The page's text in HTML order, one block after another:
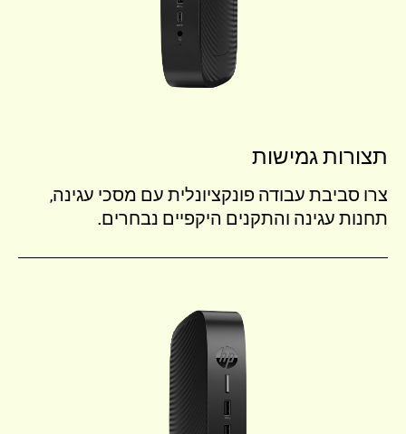
תצורות גמישות
צרו סביבת עבודה פונקציונלית עם מסכי עגינה,
תחנות עגינה והתקנים היקפיים נבחרים.